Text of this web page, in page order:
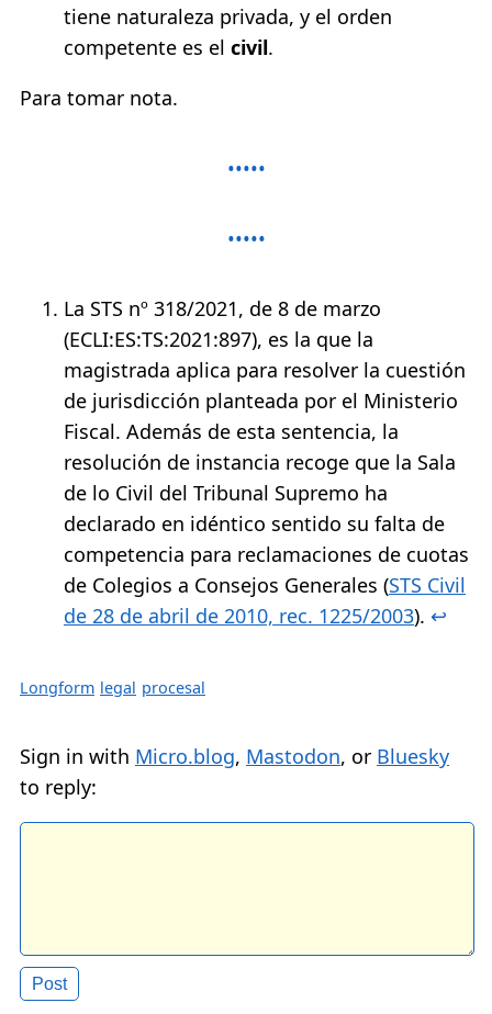
tiene naturaleza privada, y el orden
competente es el civil.
Para tomar nota.
La STS nº 318/2021, de 8 de marzo
(ECLI:ES:TS:2021:897), es la que la
magistrada aplica para resolver la cuestión
de jurisdicción planteada por el Ministerio
Fiscal. Además de esta sentencia, la
resolución de instancia recoge que la Sala
de lo Civil del Tribunal Supremo ha
declarado en idéntico sentido su falta de
competencia para reclamaciones de cuotas
de Colegios a Consejos Generales (STS Civil
de 28 de abril de 2010, rec. 1225/2003). ↩︎
Longform legal procesal
Sign in with Micro.blog, Mastodon, or Bluesky
to reply: